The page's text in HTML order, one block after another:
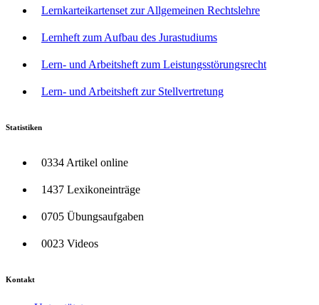
Lernkarteikartenset zur Allgemeinen Rechtslehre
Lernheft zum Aufbau des Jurastudiums
Lern- und Arbeitsheft zum Leistungsstörungsrecht
Lern- und Arbeitsheft zur Stellvertretung
Statistiken
0334 Artikel online
1437 Lexikoneinträge
0705 Übungsaufgaben
0023 Videos
Kontakt